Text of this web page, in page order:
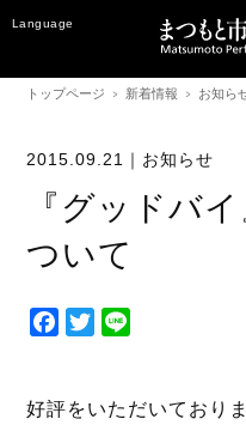
Language
トップページ 新着情報 お知ら
2015.09.21｜ お知らせ
『グッドバ
ついて
F
e
T
t
e
好評をいただいており